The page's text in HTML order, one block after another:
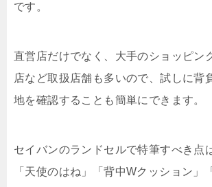
です。
直営店だけでなく、大手のショッピン
店など取扱店舗も多いので、試しに背
地を確認することも簡単にできます。
セイバンのランドセルで特筆すべき点
「天使のはね」「背中Wクッション」